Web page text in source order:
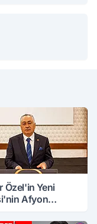
Özel'in Yeni
Afyon